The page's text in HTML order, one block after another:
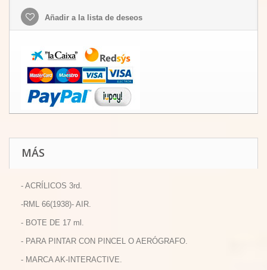
Añadir a la lista de deseos
MÁS
- ACRÍLICOS 3rd.
-RML 66(1938)- AIR.
- BOTE DE 17 ml.
- PARA PINTAR CON PINCEL O AERÓGRAFO.
- MARCA AK-INTERACTIVE.